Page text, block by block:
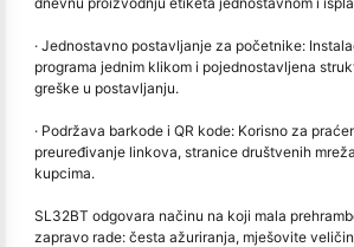
· Jednostavno postavljanje za početnike:
programa jednim klikom i pojednostavljena
greške u postavljanju.
· Podržava barkode i QR kode: Korisno za
preuređivanje linkova, stranice društvenih
kupcima.
SL32BT odgovara načinu na koji mala
zapravo rade: česta ažuriranja, mješovite